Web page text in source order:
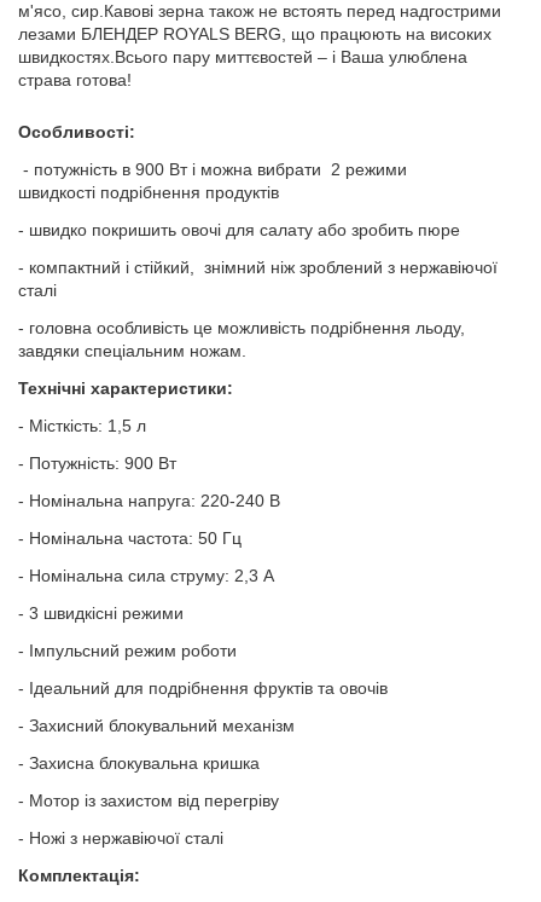
м'ясо, сир.Кавові зерна також не встоять перед надгострими
лезами БЛЕНДЕР ROYALS BERG, що працюють на високих
швидкостях.Всього пару миттєвостей – і Ваша улюблена
страва готова!
Особливості:
- потужність в 900 Вт і можна вибрати 2 режими
швидкості подрібнення продуктів
- швидко покришить овочі для салату або зробить пюре
- компактний і стійкий, знімний ніж зроблений з нержавіючої
сталі
- головна особливість це можливість подрібнення льоду,
завдяки спеціальним ножам.
Технічні характеристики:
- Місткість: 1,5 л
- Потужність: 900 Вт
- Номінальна напруга: 220-240 В
- Номінальна частота: 50 Гц
- Номінальна сила струму: 2,3 А
- 3 швидкісні режими
- Імпульсний режим роботи
- Ідеальний для подрібнення фруктів та овочів
- Захисний блокувальний механізм
- Захисна блокувальна кришка
- Мотор із захистом від перегріву
- Ножі з нержавіючої сталі
Комплектація: